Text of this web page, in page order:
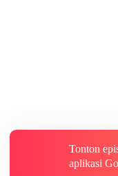
Tonton
aplikasi